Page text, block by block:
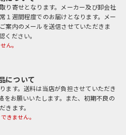
り寄せとなります。メーカー及び卸会社
１週間程度でのお届けとなります。メー
案内のメールを送信させていただきま
ください。
ん。
について
ます。送料は当店が負担させていただき
をお願いいたします。また、初期不良の
きます。
きません。